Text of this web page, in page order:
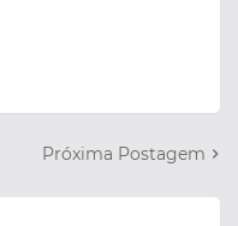
Próxima Postagem